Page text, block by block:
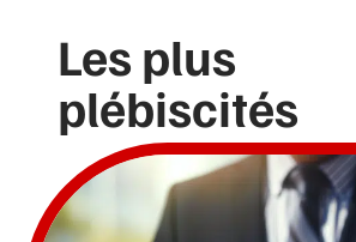
Les plus
plébiscités